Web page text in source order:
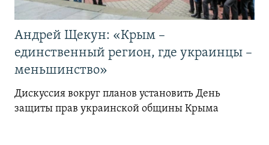
Андрей Щекун: «Крым –
единственный регион, где украинцы –
меньшинство»
Дискуссия вокруг планов установить День
защиты прав украинской общины Крыма